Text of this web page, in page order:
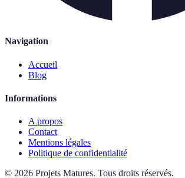
Navigation
Accueil
Blog
Informations
A propos
Contact
Mentions légales
Politique de confidentialité
© 2026 Projets Matures. Tous droits réservés.